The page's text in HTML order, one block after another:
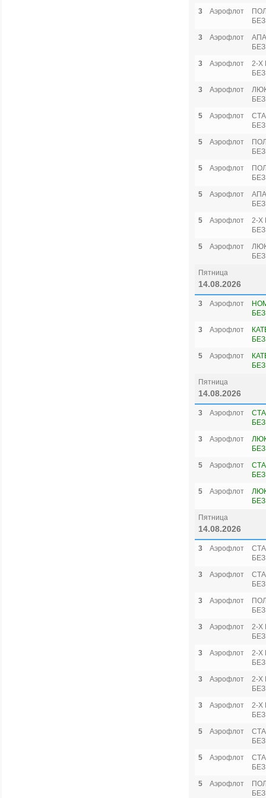
3
Аэрофлот
3
Аэрофлот
3
Аэрофлот
2-Х
3
Аэрофлот
5
Аэрофлот
5
Аэрофлот
5
Аэрофлот
5
Аэрофлот
5
Аэрофлот
2-Х
5
Аэрофлот
Пятница
14.08.2026
3 Аэрофлот
3
Аэрофлот
5
Аэрофлот
Пятница
14.08.2026
3 Аэрофлот
3
Аэрофлот
5
Аэрофлот
5
Аэрофлот
Пятница
14.08.2026
3 Аэрофлот
3
Аэрофлот
3
Аэрофлот
3
Аэрофлот
2-Х
3
Аэрофлот
2-Х
3
Аэрофлот
2-Х
3
Аэрофлот
2-Х
5
Аэрофлот
5
Аэрофлот
5
Аэрофлот